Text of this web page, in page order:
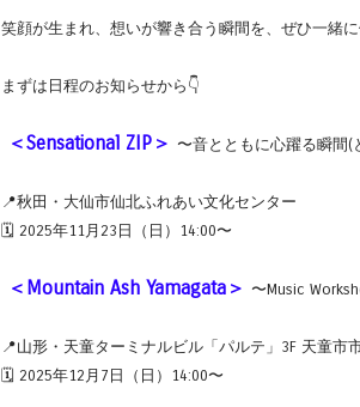
笑顔が生まれ、想いが響き合う瞬間を、ぜひ一緒に
まずは日程のお知らせから👇
＜Sensational ZIP＞ 〜音とともに心躍る瞬間(
📍秋田・大仙市仙北ふれあい文化センター
🗓 2025年11月23日（日）14:00〜
＜Mountain Ash Yamagata＞ 〜Music
📍山形・天童ターミナルビル「パルテ」3F 天童市
🗓 2025年12月7日（日）14:00〜